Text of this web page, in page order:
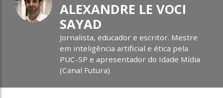
ALEXANDRE LE VOCI
SAYAD
Jornalista, educador e escritor. Mestre
em inteligência artificial e ética pela
PUC-SP e apresentador do Idade Mídia
(Canal Futura)